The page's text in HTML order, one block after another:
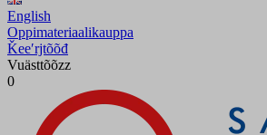
English
Oppimateriaalikauppa
Ǩeeʹrjtõõđ
Vuästtõõzz
0